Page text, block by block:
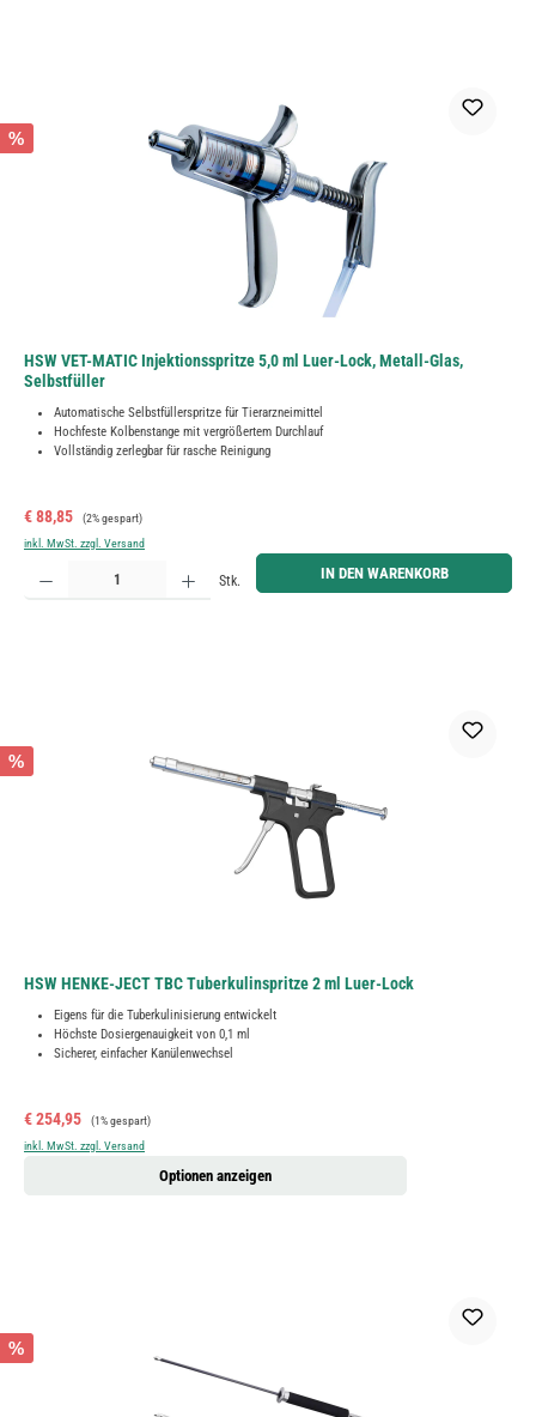
%
HSW VET-MATIC Injektionsspritze 5,0 ml Luer-Lock, Metall-Glas,
Selbstfüller
Automatische Selbstfüllerspritze für Tierarzneimittel
Hochfeste Kolbenstange mit vergrößertem Durchlauf
Vollständig zerlegbar für rasche Reinigung
Verkaufspreis:
€ 88,85 Regulärer Preis:
(2% gespart)
inkl. MwSt. zzgl. Versand
Produkt Anzahl: Gib den gewünschten Wert ein oder benutze die Schaltflächen um die Anzahl zu
Stk. IN DEN WARENKORB
%
HSW HENKE-JECT TBC Tuberkulinspritze 2 ml Luer-Lock
Eigens für die Tuberkulinisierung entwickelt
Höchste Dosiergenauigkeit von 0,1 ml
Sicherer, einfacher Kanülenwechsel
Verkaufspreis:
€ 254,95 Regulärer Preis:
(1% gespart)
inkl. MwSt. zzgl. Versand
Optionen anzeigen
%